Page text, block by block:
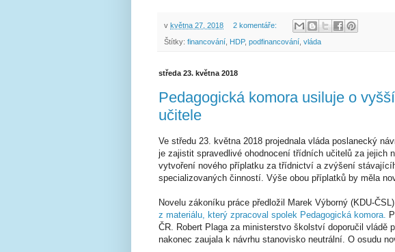
v května 27, 2018 2 komentáře:
Štítky: financování HDP, podfinancování vláda
středa 23. května 2018
Pedagogická komora usiluje o
učitele
Ve středu 23. května 2018 projednala vláda poslanecký
je zajistit spravedlivé ohodnocení třídních učitelů za jejich
vytvoření nového příplatku za třídnictví a zvýšení
specializovaných činností. Výše obou příplatků by měla
Novelu zákoníku práce předložil Marek Výborný (KDU-
z materiálu, který zpracoval spolek Pedagogická komora.
ČR. Robert Plaga za ministerstvo školství doporučil vládě
nakonec zaujala k návrhu stanovisko neutrální. O osudu